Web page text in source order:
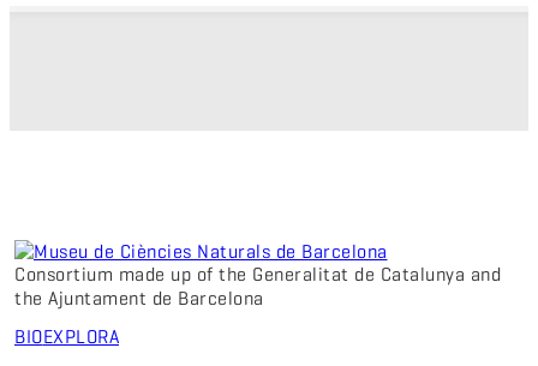
Consortium made up of the Generalitat de Catalunya and
the Ajuntament de Barcelona
BIOEXPLORA